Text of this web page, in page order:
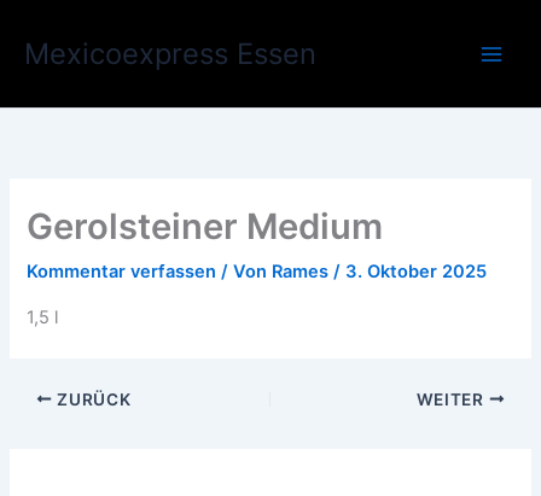
Inhalt
springen
Mexicoexpress Essen
Gerolsteiner Medium
Kommentar verfassen / Von Rames/ 3. Oktober 2025
1,5 l
ZURÜCK WEITER